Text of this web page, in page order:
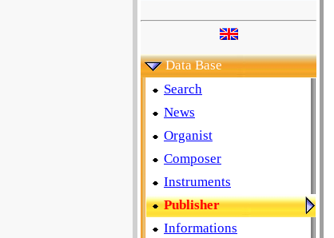
Data Base
Search
News
Organist
Composer
Instruments
Publisher
Informations